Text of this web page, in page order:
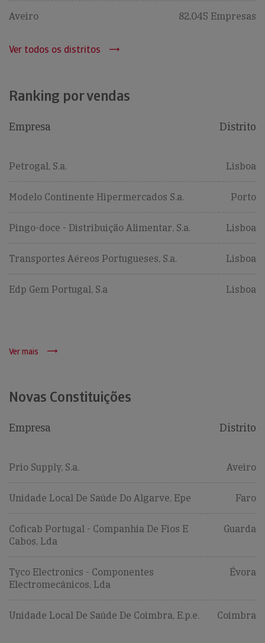
Aveiro 82,045 Empresas
Ver todos os distritos
Ranking por vendas
Empresa Distrito
Petrogal, S.a. Lisboa
Modelo Continente Hipermercados S.a. Porto
Pingo-doce - Distribuição Alimentar, S.a. Lisboa
Transportes Aéreos Portugueses, S.a. Lisboa
Edp Gem Portugal, S.a Lisboa
Ver mais
Novas Constituições
Empresa Distrito
Prio Supply, S.a. Aveiro
Unidade Local De Saúde Do Algarve, Epe Faro
Coficab Portugal - Companhia De Fios E
Cabos, Lda
Guarda
Tyco Electronics - Componentes
Electromecânicos, Lda
Évora
Unidade Local De Saúde De Coimbra, E.p.e. Coimbra